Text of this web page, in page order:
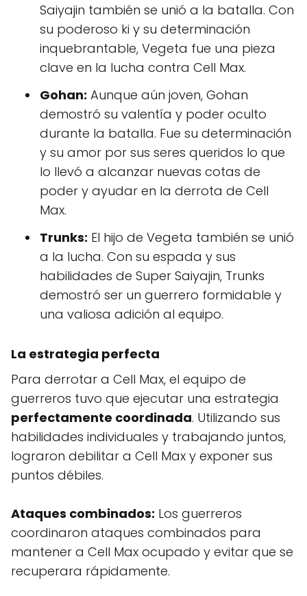
Saiyajin también se unió a la batalla. Con
su poderoso ki y su determinación
inquebrantable, Vegeta fue una pieza
clave en la lucha contra Cell Max.
Gohan: Aunque aún joven, Gohan
demostró su valentía y poder oculto
durante la batalla. Fue su determinación
y su amor por sus seres queridos lo que
lo llevó a alcanzar nuevas cotas de
poder y ayudar en la derrota de Cell
Max.
Trunks: El hijo de Vegeta también se unió
a la lucha. Con su espada y sus
habilidades de Super Saiyajin, Trunks
demostró ser un guerrero formidable y
una valiosa adición al equipo.
La estrategia perfecta
Para derrotar a Cell Max, el equipo de
guerreros tuvo que ejecutar una estrategia
perfectamente coordinada. Utilizando sus
habilidades individuales y trabajando juntos,
lograron debilitar a Cell Max y exponer sus
puntos débiles.
Ataques combinados: Los guerreros
coordinaron ataques combinados para
mantener a Cell Max ocupado y evitar que se
recuperara rápidamente.